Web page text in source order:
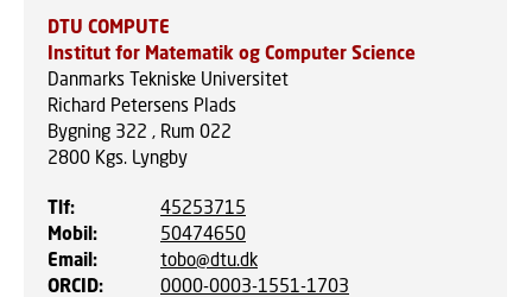
DTU COMPUTE
Institut for Matematik og Computer Science
Danmarks Tekniske Universitet
Richard Petersens Plads
Bygning 322 , Rum 022
2800 Kgs. Lyngby
Tlf:
45253715
Mobil:
50474650
Email:
tobo@dtu.dk
ORCID:
0000-0003-1551-1703